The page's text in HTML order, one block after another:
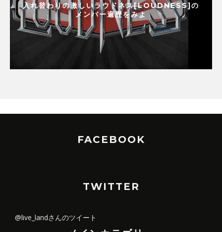
入れ替わりの激しいラウドネス[LOUDNESS]の
メンバー遍歴をみよ
FACEBOOK
TWITTER
@live_landさんのツイート